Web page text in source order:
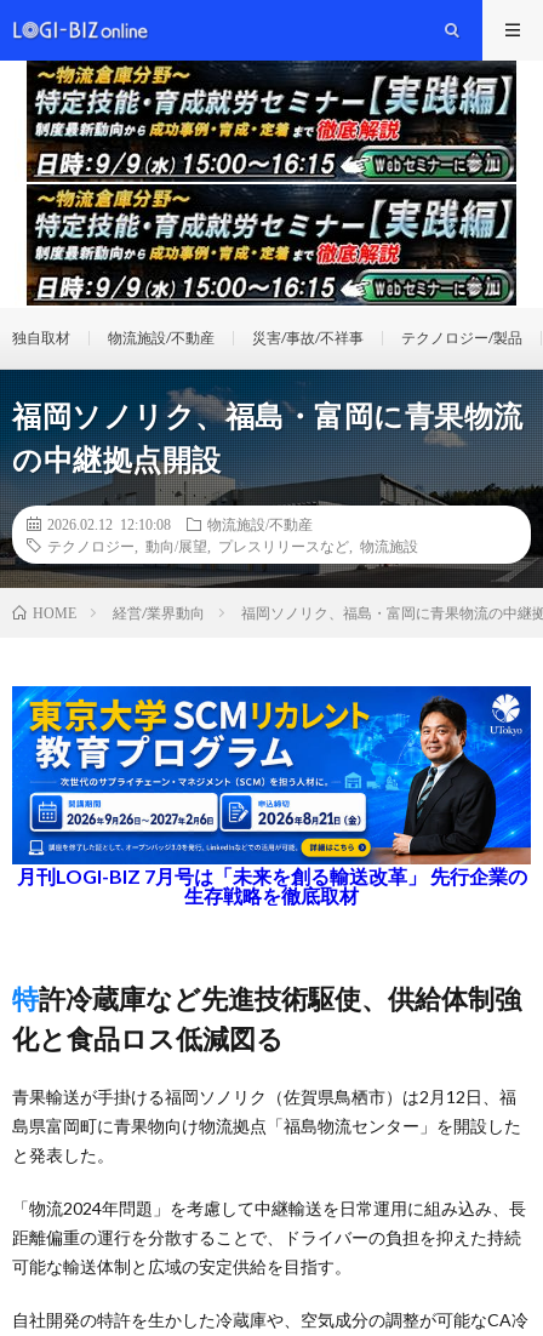
独自取材 物流施設/不動産 災害/事故/不祥事 テクノロジー/製品
福岡ソノリク、福島・富岡に青果物流
の中継拠点開設
2026.02.12 12:10:08
物流施設/不動産
テクノロジー
動向/展望 プレスリリースなど 物流施設
HOME 経営/業界動向 福岡ソノリク、福島・富岡に青果物流の中継
月刊LOGI-BIZ 7月号は「未来を創る輸送改革」 先行企業の
生存戦略を徹底取材
特許冷蔵庫など先進技術駆使、供給体制強
化と食品ロス低減図る
青果輸送が手掛ける福岡ソノリク（佐賀県鳥栖市）は2月12日、福
島県富岡町に青果物向け物流拠点「福島物流センター」を開設した
と発表した。
「物流2024年問題」を考慮して中継輸送を日常運用に組み込み、長
距離偏重の運行を分散することで、ドライバーの負担を抑えた持続
可能な輸送体制と広域の安定供給を目指す。
自社開発の特許を生かした冷蔵庫や、空気成分の調整が可能なCA冷